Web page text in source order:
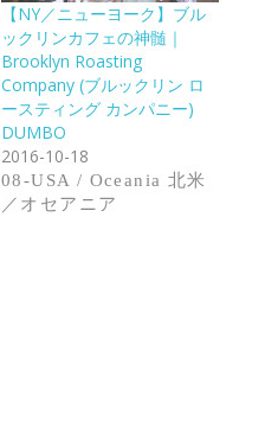
【NY／ニューヨーク】ブル
ックリンカフェの神髄｜
Brooklyn Roasting
Company (ブルックリン ロ
ースティング カンパニー)
DUMBO
2016-10-18
08-USA / Oceania 北米
／オセアニア